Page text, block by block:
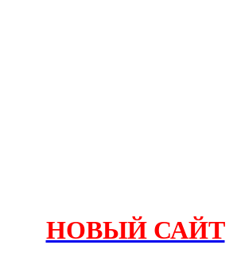
НОВЫЙ САЙТ